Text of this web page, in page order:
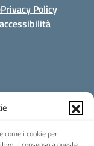
come i cookie per
Privacy Policy